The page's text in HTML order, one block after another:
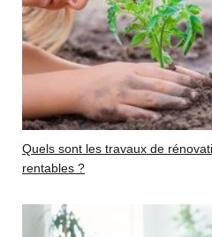
Quels sont les travaux de
rentables ?